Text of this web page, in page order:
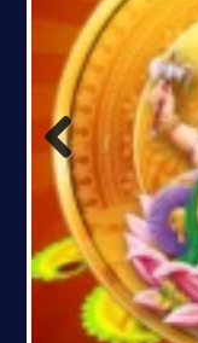
Previous